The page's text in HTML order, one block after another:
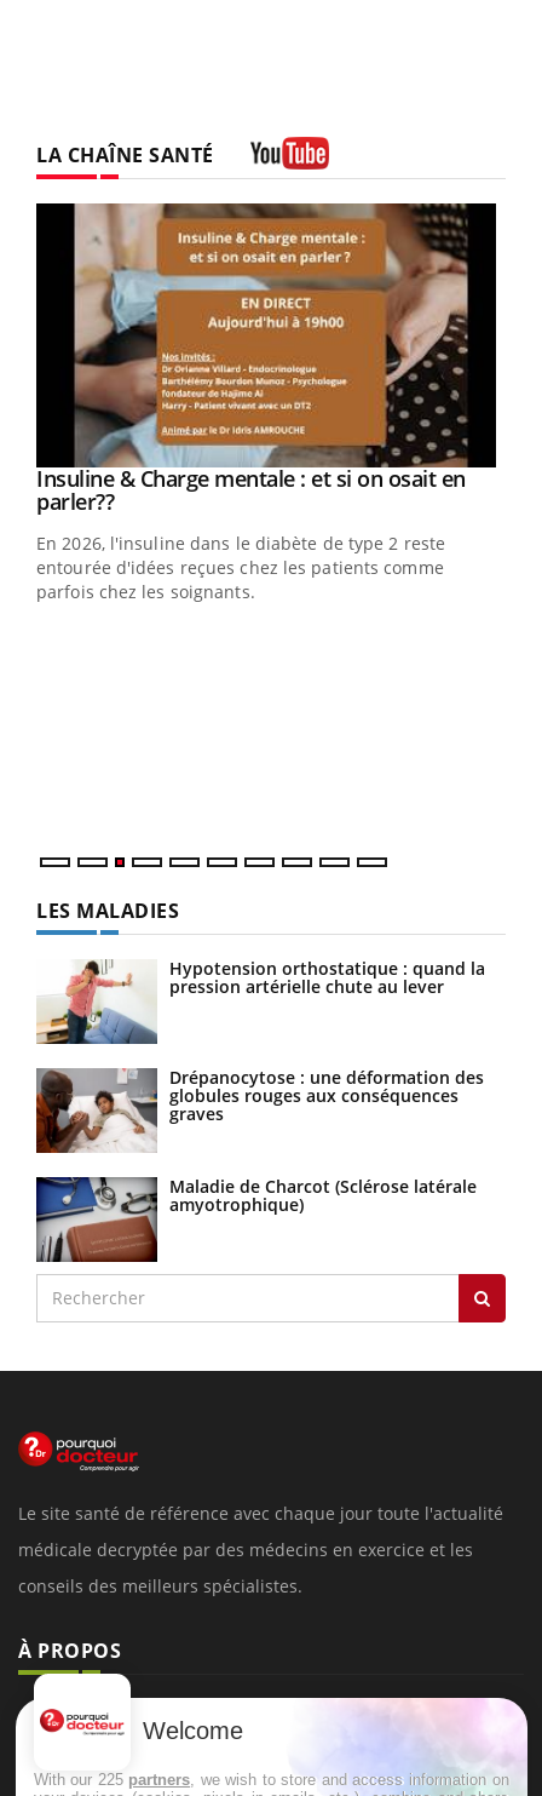
LA CHAÎNE SANTÉ
Youtube
Insuline & Charge mentale : et si on osait en
parler??Youtube
En 2026, l'insuline dans le diabète de type 2 reste
entourée d'idées reçues chez les patients comme
parfois chez les soignants.
LES MALADIES
Hypotension orthostatique : quand la
pression artérielle chute au lever
Drépanocytose : une déformation des
globules rouges aux conséquences
graves
Maladie de Charcot (Sclérose latérale
amyotrophique)
Le site santé de référence avec chaque jour toute l'actualité
médicale decryptée par des médecins en exercice et les
conseils des meilleurs spécialistes.
À PROPOS
Données personnelles et cookies
Welcome
With our 225 partners , we wish to store and access information on